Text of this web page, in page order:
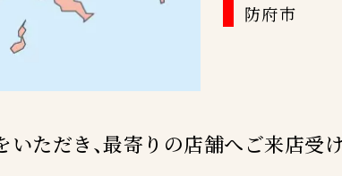
防府市
いただき、最寄りの店舗へご来店受